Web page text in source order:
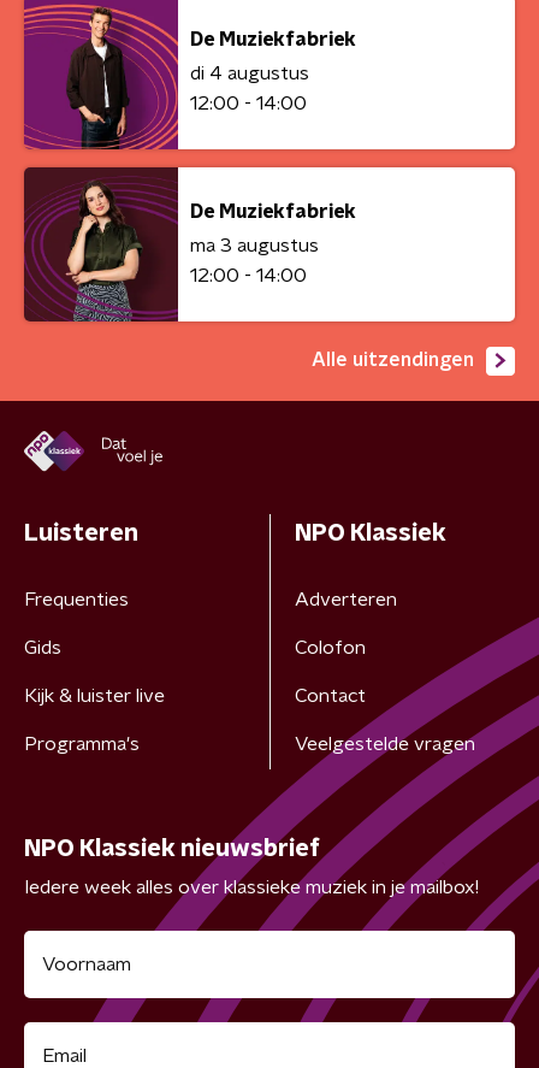
De Muziekfabriek
di 4 augustus
12:00 - 14:00
De Muziekfabriek
ma 3 augustus
12:00 - 14:00
Alle uitzendingen
Luisteren
Frequenties
Gids
Kijk & luister live
Programma's
NPO Klassiek
Adverteren
Colofon
Contact
Veelgestelde vragen
NPO Klassiek nieuwsbrief
Iedere week alles over klassieke muziek in je mailbox!